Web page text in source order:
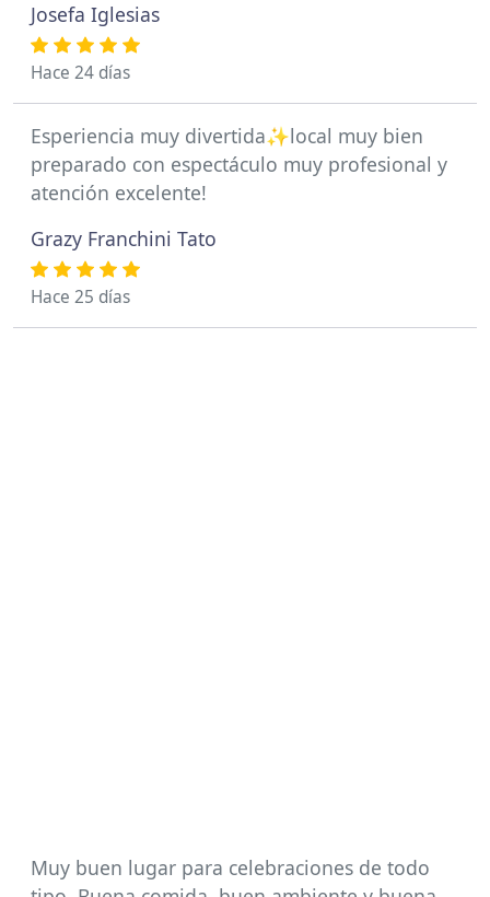
Josefa Iglesias
Hace 24 días
Esperiencia muy divertida✨local muy bien
preparado con espectáculo muy profesional y
atención excelente!
Grazy Franchini Tato
Hace 25 días
Muy buen lugar para celebraciones de todo